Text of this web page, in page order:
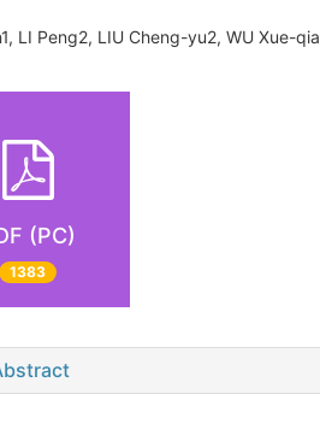
LI Peng2, LIU Cheng-yu2, WU Xue-
(PC)
1383